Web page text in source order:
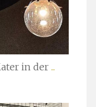
in der ...